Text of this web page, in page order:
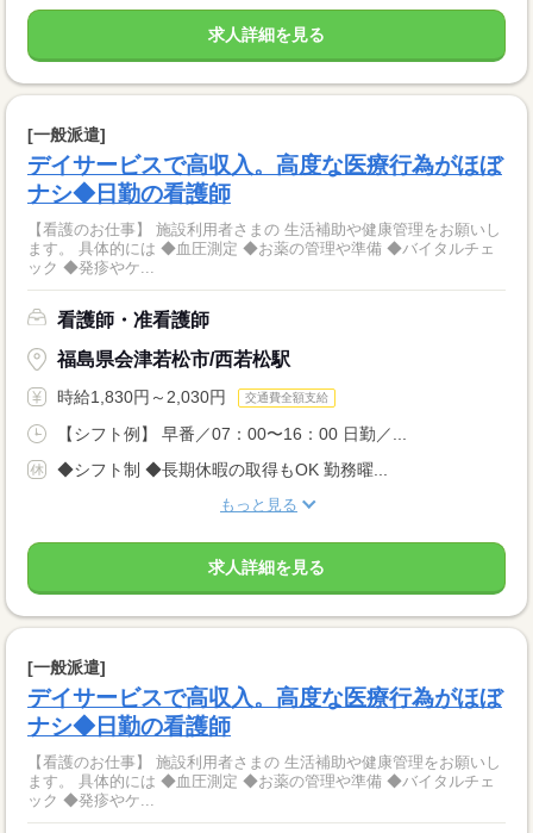
求人詳細を見る
[一般派遣]
デイサービスで高収入。高度な医療行為がほぼ
ナシ◆日勤の看護師
【看護のお仕事】 施設利用者さまの 生活補助や健康管理をお願いし
ます。 具体的には ◆血圧測定 ◆お薬の管理や準備 ◆バイタルチェ
ック ◆発疹やケ...
看護師・准看護師
福島県会津若松市/西若松駅
時給1,830円～2,030円 交通費全額支給
【シフト例】 早番／07：00〜16：00 日勤／...
◆シフト制 ◆長期休暇の取得もOK 勤務曜...
もっと見る
求人詳細を見る
[一般派遣]
デイサービスで高収入。高度な医療行為がほぼ
ナシ◆日勤の看護師
【看護のお仕事】 施設利用者さまの 生活補助や健康管理をお願いし
ます。 具体的には ◆血圧測定 ◆お薬の管理や準備 ◆バイタルチェ
ック ◆発疹やケ...